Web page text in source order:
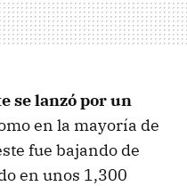
se lanzó por un
en la mayoría de
fue bajando de
en unos 1,300